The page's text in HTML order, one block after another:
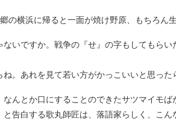
の横浜に帰ると一面が焼け野原、もちろん
ないですか。戦争の『せ』の字もしてもら
ね。あれを見て若い方がかっこいいと思っ
んとか口にすることのできたサツマイモ
告白する歌丸師匠は、落語家らしく、こん